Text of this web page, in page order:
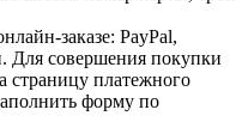
заказе: PayPal,
Для совершения покупки
страницу платежного
форму по